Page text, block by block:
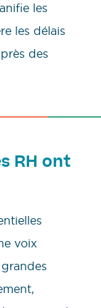
les
les délais
des
RH ont
voix